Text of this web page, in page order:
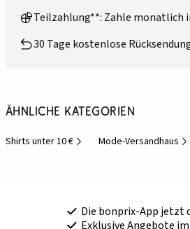
Teilzahlung**: Zahle monatlich
30 Tage kostenlose
Ähnliche Kategorien
Shirts unter 10 € Mode-Versandhaus
Die bonprix-App jetzt
Exklusive Angebote